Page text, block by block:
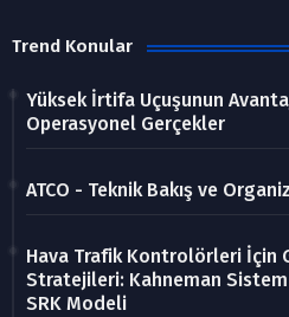
Trend Konular
Yüksek İrtifa Uçuşunun
Operasyonel Gerçekler
ATCO - Teknik Bakış ve
Hava Trafik Kontrolörleri İçin
Stratejileri: Kahneman Sistem
SRK Modeli